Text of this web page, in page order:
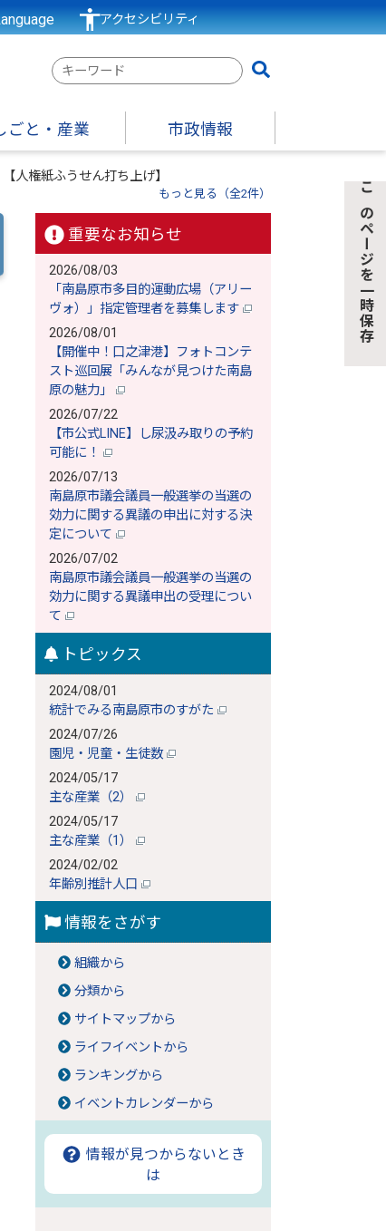
アクセシビリティ
検
ー
ワ
ー
ごと・産業 市政情報
人権紙ふうせん打ち上げ】
もっと見る（全2件）
重要なお知らせ
2026/08/03
「南島原市多目的運動広場（アリー
ヴォ）」指定管理者を募集します
2026/08/01
【開催中！口之津港】フォトコンテ
スト巡回展「みんなが見つけた南島
原の魅力」
2026/07/22
【市公式LINE】し尿汲み取りの予約
可能に！
2026/07/13
南島原市議会議員一般選挙の当選の
効力に関する異議の申出に対する決
定について
2026/07/02
南島原市議会議員一般選挙の当選の
効力に関する異議申出の受理につい
て
トピックス
2024/08/01
統計でみる南島原市のすがた
2024/07/26
園児・児童・生徒数
2024/05/17
主な産業（2）
2024/05/17
主な産業（1）
2024/02/02
年齢別推計人口
情報をさがす
組織から
分類から
サイトマップから
ライフイベントから
ランキングから
イベントカレンダーから
情報が見つからないとき
は
このページを一時保存